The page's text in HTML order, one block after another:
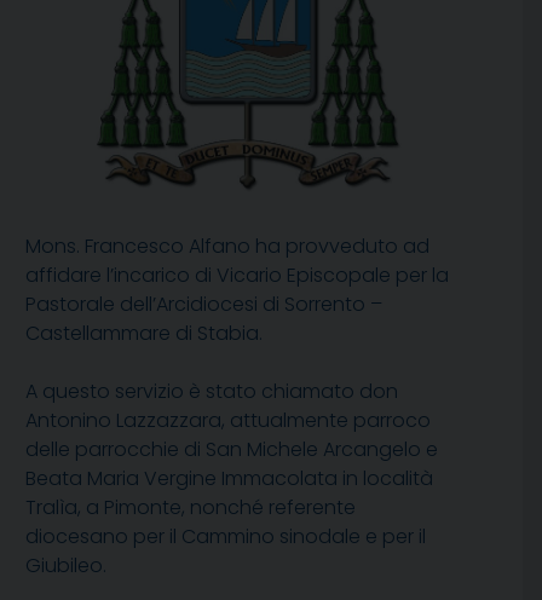
Mons. Francesco Alfano ha provveduto ad
affidare l’incarico di Vicario Episcopale per la
Pastorale dell’Arcidiocesi di Sorrento –
Castellammare di Stabia.
A questo servizio è stato chiamato don
Antonino Lazzazzara, attualmente parroco
delle parrocchie di San Michele Arcangelo e
Beata Maria Vergine Immacolata in località
Tralìa, a Pimonte, nonché referente
diocesano per il Cammino sinodale e per il
Giubileo.